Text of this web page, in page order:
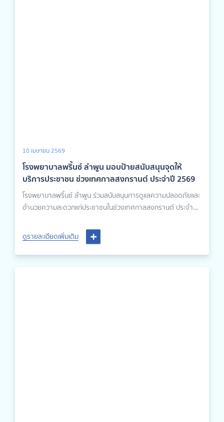
10 เมษายน 2569
โรงพยาบาลพริ้นซ์ ลำพูน มอบป้ายสนับสนุนจุดให้
บริการประชาชน ช่วงเทศกาลสงกรานต์ ประจำปี 2569
โรงพยาบาลพริ้นซ์ ลำพูน ร่วมสนับสนุนการดูแลความปลอดภัยและ
อำนวยความสะดวกแก่ประชาชนในช่วงเทศกาลสงกรานต์ ประจำปี
ดูรายละเอียดเพิ่มเติม